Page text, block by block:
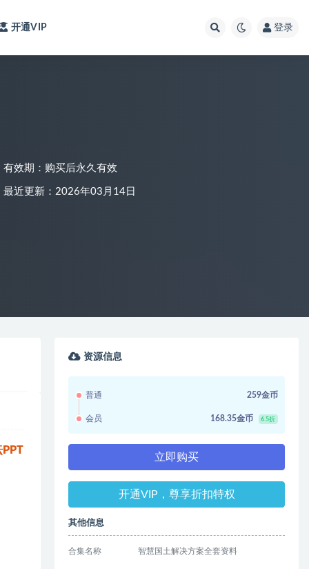
开通VIP 登录
有效期：购买后永久有效
最近更新：2026年03月14日
资源信息
普通 259金币
会员 168.35金币 6.5折
立即购买
开通VIP，尊享折扣特权
其他信息
合集名称 智慧国土解决方案全套资料